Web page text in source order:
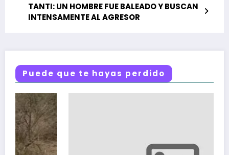
TANTI: UN HOMBRE FUE BALEADO Y BUSCAN
INTENSAMENTE AL AGRESOR
Puede que te hayas perdido